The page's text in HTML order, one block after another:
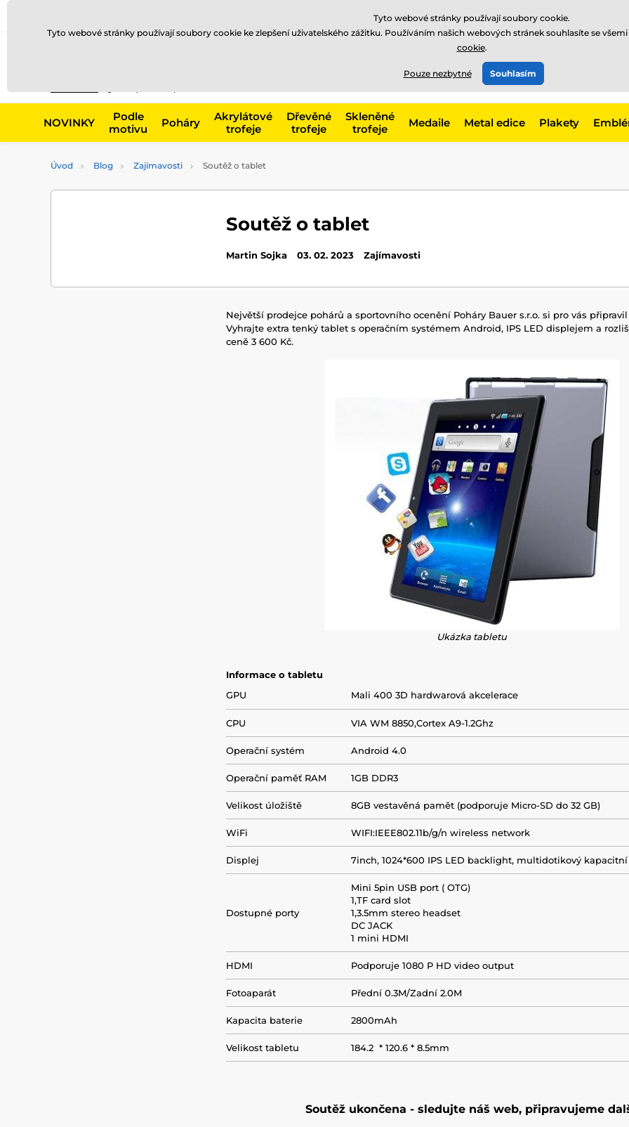
775 400 255
Zavolejte nám
NOVINKY
Podle
motivu
Poháry
Akrylátové
trofeje
Dřevěné
trofeje
Skleněné
trofeje
Medaile Metal edice Plakety
Úvod Blog Zajímavosti Soutěž o tablet
Soutěž o tablet
Martin Sojka 03. 02. 2023 Zajímavosti
Největší prodejce pohárů a sportovního ocenění Poháry Bauer s.r.o. si pro vás
Vyhrajte extra tenký tablet s operačním systémem Android, IPS LED displejem a
ceně 3 600 Kč.
Ukázka tabletu
Informace o tabletu
GPU
Mali 400 3D hardwarová akcelerace
CPU VIA WM 8850,Cortex A9-1.2Ghz
Operační systém Android 4.0
Operační paměť RAM 1GB DDR3
Velikost úložiště 8GB vestavěná pamět (podporuje Micro-SD do 32 GB)
WiFi WIFI:IEEE802.11b/g/n wireless network
Displej 7inch, 1024*600 IPS LED backlight, multidotikový
Dostupné porty
Mini 5pin USB port ( OTG)
1,TF card slot
1,3.5mm stereo headset
DC JACK
1 mini HDMI
HDMI Podporuje 1080 P HD video output
Fotoaparát Přední 0.3M/Zadní 2.0M
Kapacita baterie 2800mAh
Velikost tabletu 184.2 * 120.6 * 8.5mm
Soutěž ukončena - sledujte náš web, připravujeme
Tyto webové stránky používají soubory cookie.
Tyto webové stránky používají soubory cookie ke zlepšení uživatelského zážitku. Používáním našich webových stránek souhlasíte se
cookie.
Pouze nezbytné Souhlasím